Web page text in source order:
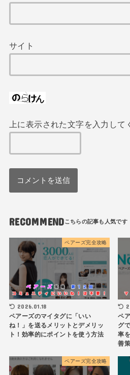
サイト
上に表示された文字を入力して
RECOMMEND
ペアーズ完全攻略
2026.01.18
ペアーズのマイタグに「いい
ね！」を送るメリットとデメリッ
ト！効率的にポイントを使う方法
ペ
グ
率
善策
ペアーズ完全攻略